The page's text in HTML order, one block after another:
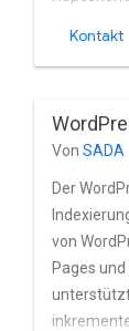
Kontakt
Von SADA
Der
von
Pages